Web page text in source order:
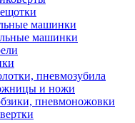
машинки
машинки
пневмозубила
и ножи
пневмоножовки